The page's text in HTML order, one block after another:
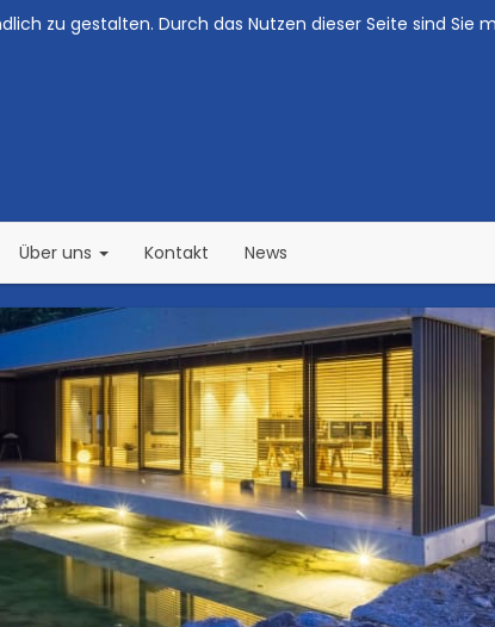
zu gestalten. Durch das Nutzen dieser Seite sind Sie
Über uns (current)Kontakt News